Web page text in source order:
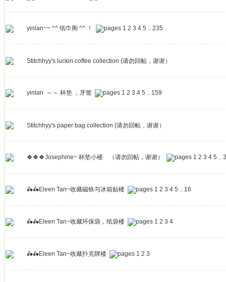
yinlan~~ ^^ 纸巾阁 ^^ ！ 1 2 3 4 5 .. 235
Stitchhyy's luckin coffee collection (请勿回帖，谢谢）
yinlan ～～ 杯垫 ，牙签 1 2 3 4 5 .. 159
Stitchhyy's paper bag collection (请勿回帖，谢谢）
🍀🍀🍀Josephine~ 杯垫小楼 （请勿回帖，谢谢） 1 2 3 4 5 ..
🛵🛵Eleen Tan~收藏磁铁与冰箱贴楼 1 2 3 4 5 .. 16
🛵🛵Eleen Tan~收藏环保袋，纸袋楼 1 2 3 4
🛵🛵Eleen Tan~收藏扑克牌楼 1 2 3